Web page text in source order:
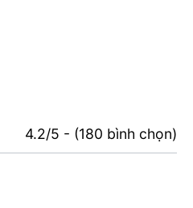
4.2/5 - (180 bình chọn)